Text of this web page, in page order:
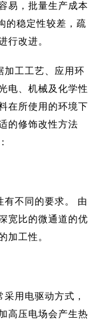
易，批量生产成本
的稳定性较差，疏
行改进。
加工工艺、应用环
电、机械及化学性
在所使用的环境下
的修饰改性方法
不同的要求。
由
宽比的微通道的优
加工性。
用电驱动方式，
高压电场会产生热